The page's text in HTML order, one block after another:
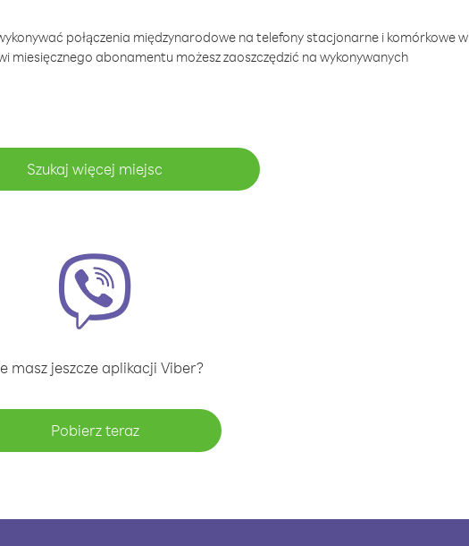
połączenia międzynarodowe na telefony stacjonarne i komórkowe w
miesięcznego abonamentu możesz zaoszczędzić na wykonywanych
Szukaj więcej miejsc
masz jeszcze aplikacji Viber?
Pobierz teraz